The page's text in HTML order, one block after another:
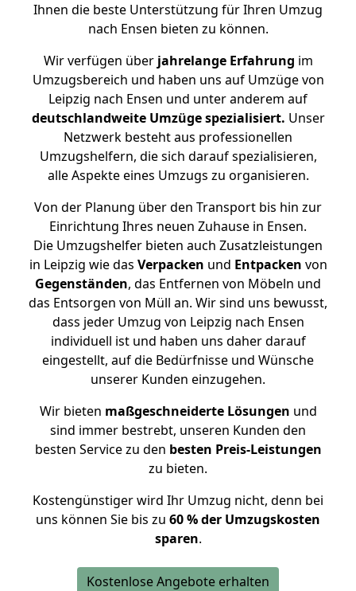
Ihnen die beste Unterstützung für Ihren Umzug
nach Ensen bieten zu können.
Wir verfügen überjahrelange Erfahrung im
Umzugsbereich und haben uns auf Umzüge von
Leipzig nach Ensen und unter anderem auf
deutschlandweite Umzüge spezialisiert. Unser
Netzwerk besteht aus professionellen
Umzugshelfern, die sich darauf spezialisieren,
alle Aspekte eines Umzugs zu organisieren.
Von der Planung über den Transport bis hin zur
Einrichtung Ihres neuen Zuhause in Ensen.
Die Umzugshelfer bieten auch Zusatzleistungen
in Leipzig wie das Verpacken und Entpacken von
Gegenständen, das Entfernen von Möbeln und
das Entsorgen von Müll an. Wir sind uns bewusst,
dass jeder Umzug von Leipzig nach Ensen
individuell ist und haben uns daher darauf
eingestellt, auf die Bedürfnisse und Wünsche
unserer Kunden einzugehen.
Wir bieten maßgeschneiderte Lösungen und
sind immer bestrebt, unseren Kunden den
besten Service zu den besten Preis-Leistungen
zu bieten.
Kostengünstiger wird Ihr Umzug nicht, denn bei
uns können Sie bis zu 60 % der Umzugskosten
sparen.
Kostenlose Angebote erhalten